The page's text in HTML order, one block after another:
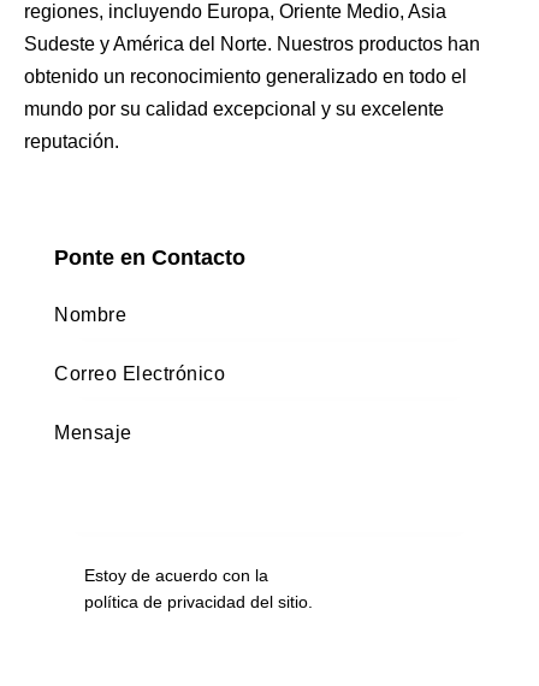
regiones, incluyendo Europa, Oriente Medio, Asia
Sudeste y América del Norte. Nuestros productos han
obtenido un reconocimiento generalizado en todo el
mundo por su calidad excepcional y su excelente
reputación.
Ponte en Contacto
Estoy de acuerdo con la
política de privacidad del sitio